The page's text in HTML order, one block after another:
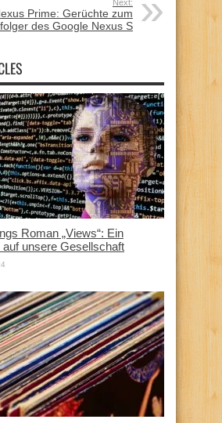
Next:
Prime: Gerüchte zum
des Google Nexus S
Roman „Views“: Ein
unsere Gesellschaft